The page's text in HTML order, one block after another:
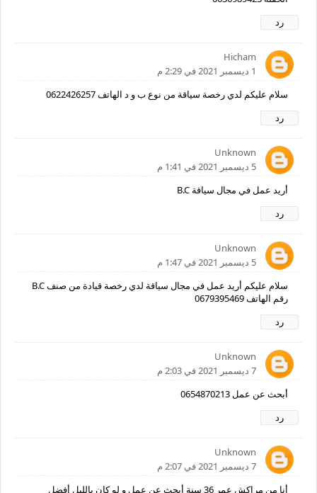
رد
Hicham
1 ديسمبر 2021 في 2:29 م
سلام عليكم لدي رخصة سياقة من نوع ب و د الهاتف 0622426257
رد
Unknown
5 ديسمبر 2021 في 1:41 م
أريد عمل في مجال سياقة B.C
رد
Unknown
5 ديسمبر 2021 في 1:47 م
سلام عليكم أريد عمل في مجال سياقة لدي رخصة قيادة من صنف B.C
رقم الهاتف 0679395469
رد
Unknown
7 ديسمبر 2021 في 2:03 م
أبحث عن عمل 0654870213
رد
Unknown
7 ديسمبر 2021 في 2:07 م
أنا من مراكش عمر 36 سنة أبحث عن عمل و لو كان بالليل أفضل